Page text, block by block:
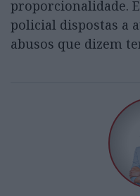
proporcionalidade.
policial dispostas a
abusos que dizem